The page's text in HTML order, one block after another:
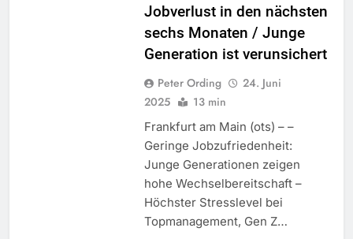
Jobverlust in den nächsten
sechs Monaten / Junge
Generation ist verunsichert
Peter Ording
24. Juni
2025
13 min
Frankfurt am Main (ots) – –
Geringe Jobzufriedenheit:
Junge Generationen zeigen
hohe Wechselbereitschaft –
Höchster Stresslevel bei
Topmanagement, Gen Z…